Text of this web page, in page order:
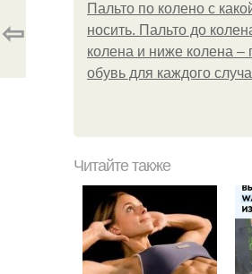
Пальто по колено с
носить. Пальто до
колена и ниже колена –
обувь для каждого
⇦
Читайте также